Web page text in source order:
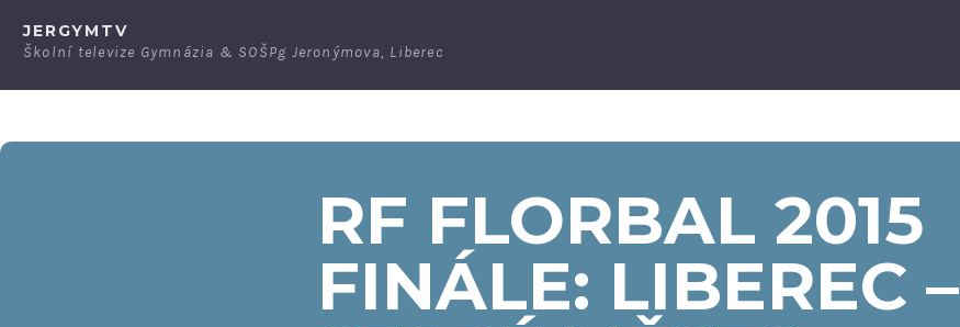
obsah
JERGYMTV
Školní televize Gymnázia & SOŠPg Jeronýmova, Liberec
RF FLORBAL 2015
FINÁLE: LIBEREC –